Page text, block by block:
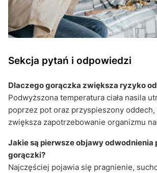
Sekcja pytań i odpowiedzi
Dlaczego gorączka zwiększa ryzyko
Podwyższona temperatura ciała nasila
poprzez pot oraz przyspieszony
zwiększa zapotrzebowanie organizmu na
Jakie są pierwsze objawy odwodnienia
gorączki?
Najczęściej pojawia się pragnienie,